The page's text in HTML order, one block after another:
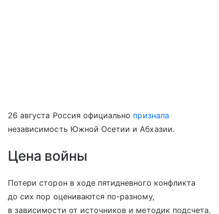
26 августа Россия официально признала
независимость Южной Осетии и Абхазии.
Цена войны
Потери сторон в ходе пятидневного конфликта
до сих пор оцениваются по-разному,
в зависимости от источников и методик подсчета.